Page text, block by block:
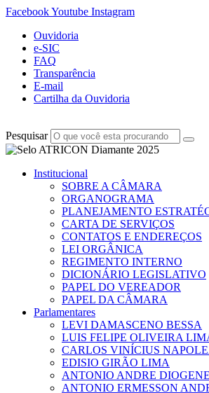
FacebookYoutube Instagram
Ouvidoria
e-SIC
FAQ
Transparência
E-mail
Cartilha da Ouvidoria
Pesquisar
Institucional
SOBRE A CÂMARA
ORGANOGRAMA
PLANEJAMENTO
CARTA DE SERVIÇOS
CONTATOS E ENDEREÇOS
LEI ORGÂNICA
REGIMENTO INTERNO
DICIONÁRIO LEGISLATIVO
PAPEL DO VEREADOR
PAPEL DA CÂMARA
Parlamentares
LEVI DAMASCENO BESSA
LUIS FELIPE OLIVEIRA
CARLOS VINÍCIUS
EDISIO GIRÃO LIMA
ANTONIO ANDRE
ANTONIO ERMESSON